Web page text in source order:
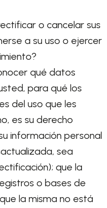
o cancelar sus
a su uso o ejercer
qué datos
para qué los
del uso que les
es su derecho
información personal
sea
que la
o bases de
la misma no está